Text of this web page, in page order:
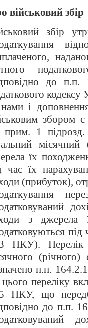
військовий збір
збір
до
і
збором
прим. 1
їх
час їх
(прибуток),
з джерела
під
ПКУ). Перелік
(річного)
п.п.
переліку
ПКУ, що
до п.п.